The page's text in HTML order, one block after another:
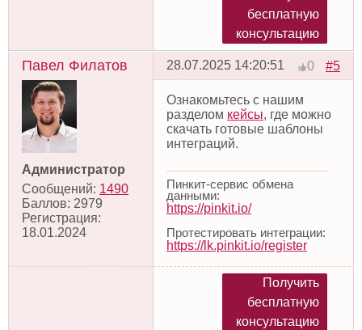
бесплатную
консультацию
Павел Филатов
Администратор
Сообщений: 1490
Баллов: 2979
Регистрация:
18.01.2024
#5
0
28.07.2025 14:20:51
Ознакомьтесь с нашим
разделом кейсы, где можно
скачать готовые шаблоны
интеграций.
Пинкит-сервис обмена
данными:
https://pinkit.io/
Протестировать интеграции:
https://lk.pinkit.io/register
Получить
бесплатную
консультацию